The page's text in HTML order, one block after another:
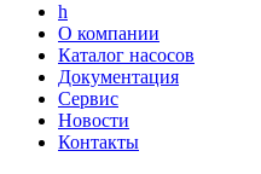
h
О компании
Каталог насосов
Документация
Сервис
Новости
Контакты